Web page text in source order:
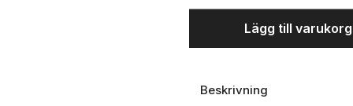
Lägg till
Beskrivning